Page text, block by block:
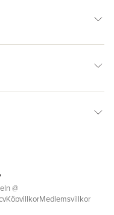
@
KöpvillkorMedlemsvillkor